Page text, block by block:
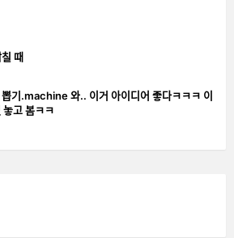
때
뽑기.machine 와.. 이거 아이디어 좋다ㅋㅋㅋ 이
놓고 봄ㅋㅋ